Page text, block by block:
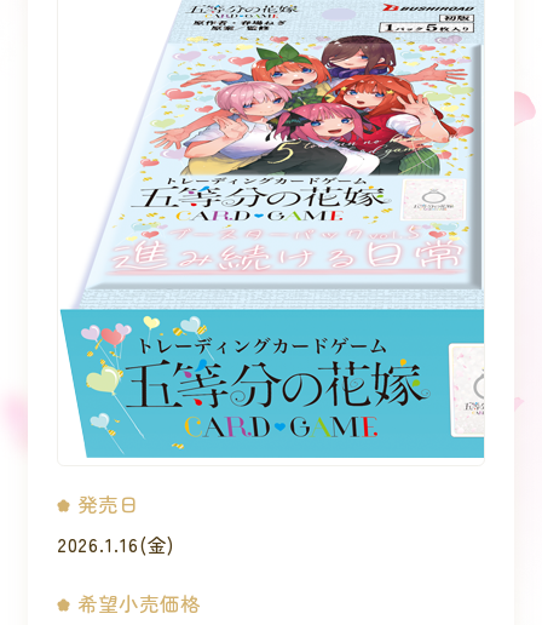
発売日
2026.1.16(金)
希望小売価格